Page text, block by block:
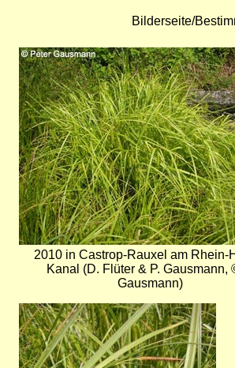
Bilderseite/
Bild
2010 in Castrop-Rauxel am Rhein-
Kanal (D. Flüter & P. Gausmann,
Gausmann)
Bild